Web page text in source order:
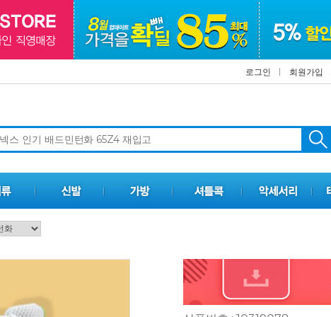
로그인 회원가입